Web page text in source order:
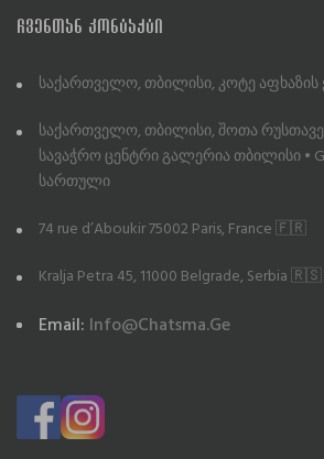
ᲩᲕᲔᲜᲗᲐᲜ ᲙᲝᲜᲢᲐᲥᲢᲘ
საქართველო, თბილისი, კოტე აფხაზის
საქართველო, თბილისი, შოთა
სავაჭრო ცენტრი გალერია თბილისი •
სართული
74 rue d’Aboukir 75002 Paris, France 🇫🇷
Kralja Petra 45, 11000 Belgrade, Serbia 🇷🇸
Email: Info@chatsma.ge